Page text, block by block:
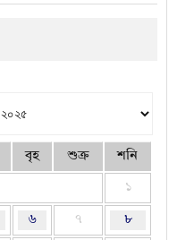
বৃহ শুক্র শনি
১
৬ ৭ ৮